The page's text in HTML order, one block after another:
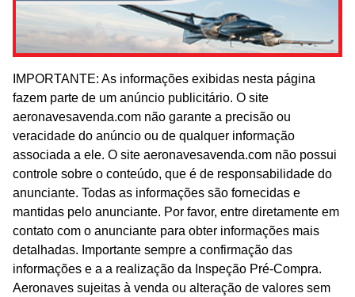
IMPORTANTE: As informações exibidas nesta página
fazem parte de um anúncio publicitário. O site
aeronavesavenda.com não garante a precisão ou
veracidade do anúncio ou de qualquer informação
associada a ele. O site aeronavesavenda.com não possui
controle sobre o conteúdo, que é de responsabilidade do
anunciante. Todas as informações são fornecidas e
mantidas pelo anunciante. Por favor, entre diretamente em
contato com o anunciante para obter informações mais
detalhadas. Importante sempre a confirmação das
informações e a a realização da Inspeção Pré-Compra.
Aeronaves sujeitas à venda ou alteração de valores sem